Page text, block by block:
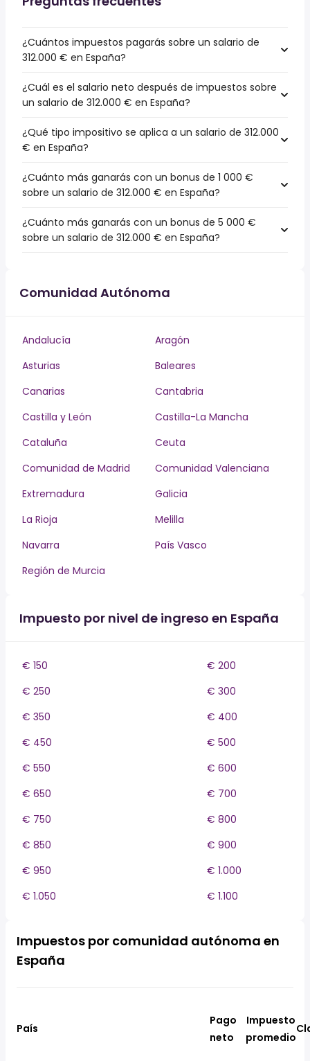
¿Cuántos impuestos pagarás sobre un salario de
312.000 € en España?
¿Cuál es el salario neto después de impuestos sobre
un salario de 312.000 € en España?
¿Qué tipo impositivo se aplica a un salario de 312.000
€ en España?
¿Cuánto más ganarás con un bonus de 1 000 €
sobre un salario de 312.000 € en España?
¿Cuánto más ganarás con un bonus de 5 000 €
sobre un salario de 312.000 € en España?
Comunidad Autónoma
Andalucía
Aragón
Asturias
Baleares
Canarias
Cantabria
Castilla y León
Castilla-La Mancha
Cataluña
Ceuta
Comunidad de Madrid
Comunidad Valenciana
Extremadura
Galicia
La Rioja
Melilla
Navarra
País Vasco
Región de Murcia
Impuesto por nivel de ingreso en España
€ 150
€ 200
€ 250
€ 300
€ 350
€ 400
€ 450
€ 500
€ 550
€ 600
€ 650
€ 700
€ 750
€ 800
€ 850
€ 900
€ 950
€ 1.000
€ 1.050
€ 1.100
Impuestos por comunidad autónoma en
España
País
Pago
neto
Impuesto
promedio